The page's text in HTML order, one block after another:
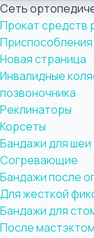
Сеть
Прокат средств
Новая страница
Инвалидные
позвоночника
Реклинаторы
Корсеты
Бандажи для шеи
Согревающие
Бандажи после
Для жесткой
Бандажи для
После